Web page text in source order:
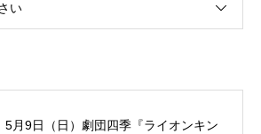
い
5月9日（日）劇団四季『ライオンキン